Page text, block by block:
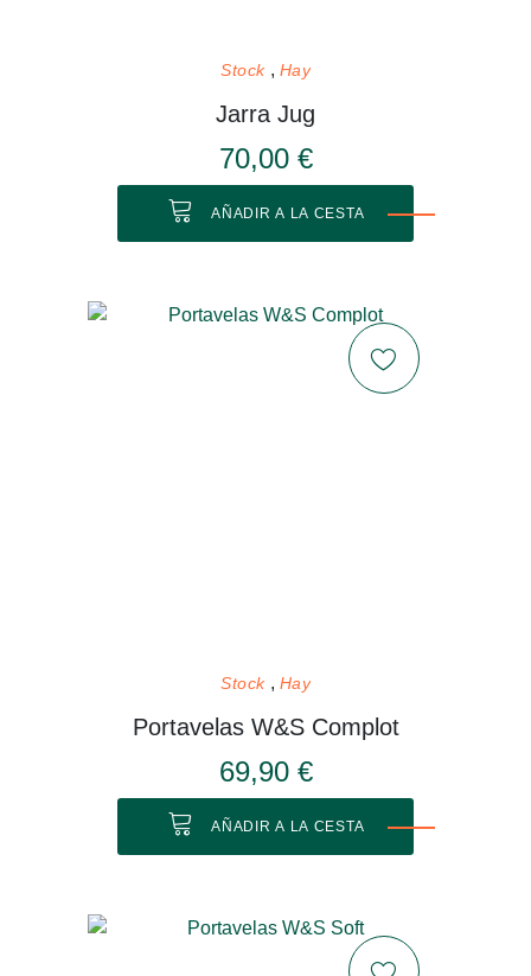
Stock Hay
Jarra Jug
70,00 €
AÑADIR A LA CESTA
Stock Hay
Portavelas W&S Complot
69,90 €
AÑADIR A LA CESTA